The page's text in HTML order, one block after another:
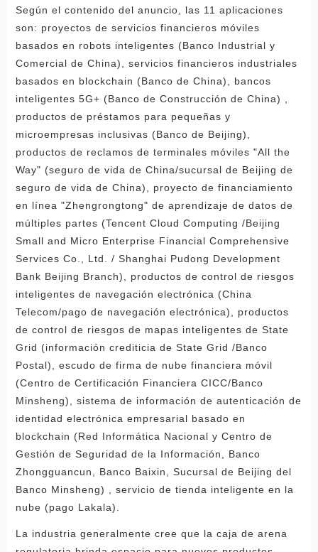
Según el contenido del anuncio, las 11 aplicaciones
son: proyectos de servicios financieros móviles
basados ​​en robots inteligentes (Banco Industrial y
Comercial de China), servicios financieros industriales
basados ​​en blockchain (Banco de China), bancos
inteligentes 5G+ (Banco de Construcción de China) ,
productos de préstamos para pequeñas y
microempresas inclusivas (Banco de Beijing),
productos de reclamos de terminales móviles "All the
Way" (seguro de vida de China/sucursal de Beijing de
seguro de vida de China), proyecto de financiamiento
en línea "Zhengrongtong" de aprendizaje de datos de
múltiples partes (Tencent Cloud Computing /Beijing
Small and Micro Enterprise Financial Comprehensive
Services Co., Ltd. / Shanghai Pudong Development
Bank Beijing Branch), productos de control de riesgos
inteligentes de navegación electrónica (China
Telecom/pago de navegación electrónica), productos
de control de riesgos de mapas inteligentes de State
Grid (información crediticia de State Grid /Banco
Postal), escudo de firma de nube financiera móvil
(Centro de Certificación Financiera CICC/Banco
Minsheng), sistema de información de autenticación de
identidad electrónica empresarial basado en
blockchain (Red Informática Nacional y Centro de
Gestión de Seguridad de la Información, Banco
Zhongguancun, Banco Baixin, Sucursal de Beijing del
Banco Minsheng) , servicio de tienda inteligente en la
nube (pago Lakala).
La industria generalmente cree que la caja de arena